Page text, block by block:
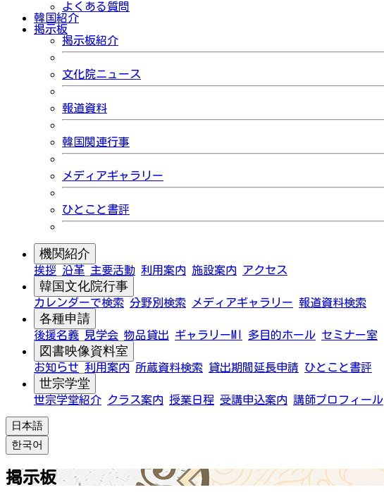
よくある質問
韓国紹介
掲示板
掲示板紹介
文化院ニュース
報道資料
韓国関連行事
メディアギャラリー
ひとこと書評
機関紹介
挨拶 沿革 主要活動 利用案内 施設案内 アクセス
韓国文化院行事
カレンダーで検索 分野別検索 メディアギャラリー 報道資料検索
各種申請
後援名義 見学会 物品貸出 ギャラリーMI 多目的ホール セミナー室
図書映像資料室
お知らせ 利用案内 所蔵資料検索 貸出期間延長申請 ひとこと書評
世宗学堂
世宗学堂紹介 クラス案内 授業日程 受講申込案内 講師プロフィール
日本語
한국어
掲示板